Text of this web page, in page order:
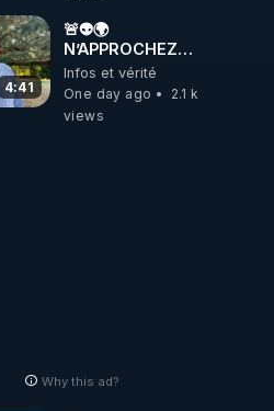
4:41
🚨👽🌍
N’APPROCHEZ
PAS LA TERRE ! 😱
🛸
Infos et vérité
One day ago
2.1 k
views
Why this ad?